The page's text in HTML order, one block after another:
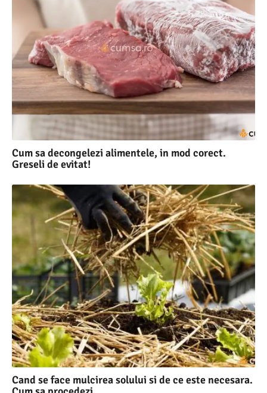
Cum sa decongelezi alimentele, in mod corect.
Greseli de evitat!
Cand se face mulcirea solului si de ce este necesara.